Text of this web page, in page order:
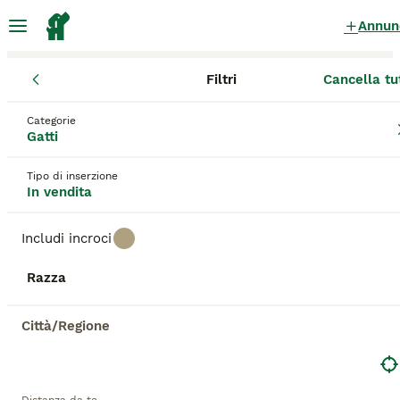
Filtri Cancella
Categorie
Gatti
Tipo di inserzione
In vendita
Includi incroci
Razza
Città/Regione
Gatti in vendita
Salva ricerca